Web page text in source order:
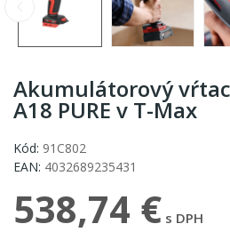
Akumulátorový
A18 PURE v T-Max
Kód: 91C802
EAN: 4032689235431
538,74 € s DPH